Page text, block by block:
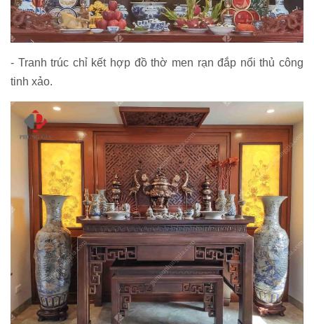
- Tranh trúc chỉ kết hợp đồ thờ men rạn đắp nổi thủ công
tinh xảo.